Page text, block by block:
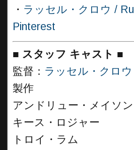
・ ラッセル・クロウ /
Pinterest
■ スタッフ キャスト ■
監督： ラッセル・クロウ
製作
アンドリュー・メイソン
キース・ロジャー
トロイ・ラム